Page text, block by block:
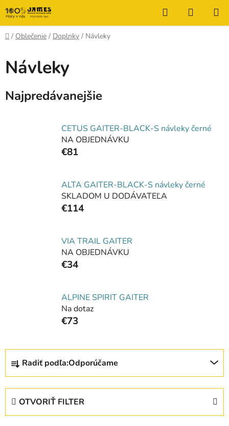
Prejsť
na
obsah
Hľadať
KOŠÍK
Domov
/ Oblečenie / Doplnky / Návleky
Návleky
Najpredávanejšie
CETUS GAITER-BLACK-S návleky černé
NA OBJEDNÁVKU
€81
ALTA GAITER-BLACK-S návleky černé
SKLADOM U DODÁVATEĽA
€114
VIA TRAIL GAITER
NA OBJEDNÁVKU
€34
ALPINE SPIRIT GAITER
Na dotaz
€73
R
d
Radiť podľa:Odporúčame
OTVORIŤ FILTER